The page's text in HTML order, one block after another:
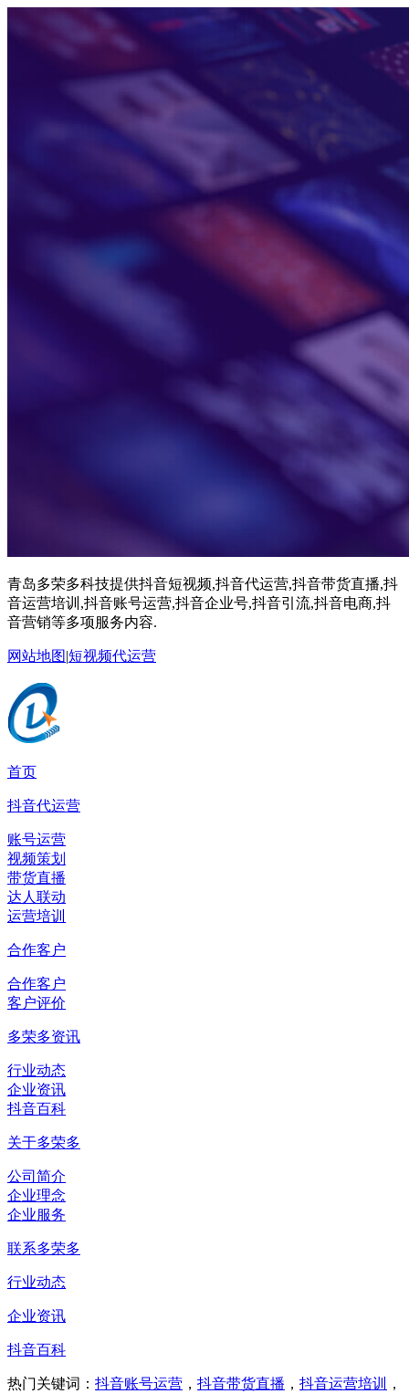
青岛多荣多科技提供抖音短视频,抖音代运营,抖音带货直播,抖
音运营培训,抖音账号运营,抖音企业号,抖音引流,抖音电商,抖
音营销等多项服务内容.
网站地图|短视频代运营
首页
抖音代运营
账号运营
视频策划
带货直播
达人联动
运营培训
合作客户
合作客户
客户评价
多荣多资讯
行业动态
企业资讯
抖音百科
关于多荣多
公司简介
企业理念
企业服务
联系多荣多
行业动态
企业资讯
抖音百科
热门关键词： 抖音账号运营 ， 抖音带货直播 ， 抖音运营培训
，